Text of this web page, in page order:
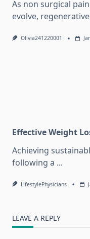
As non surgical
evolve,
Olivia241220001
Effective Weight
Achieving
following a ...
LifestylePhysicians
LEAVE A REPLY